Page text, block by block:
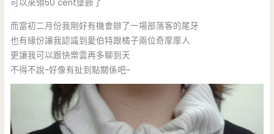
可以來領50 cent墜飾了
而當初二月份我剛好有機會辦了一場部落客的尾牙
也有緣份讓我認識到愛伯特跟橘子兩位奇摩摩人
更讓我可以跟快樂雲再多聊到天
不得不說~好像有扯到點關係吧~